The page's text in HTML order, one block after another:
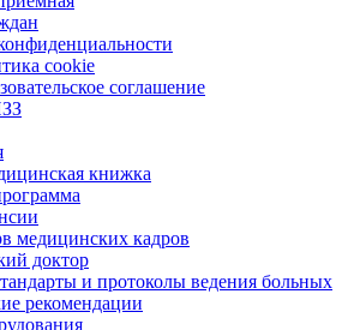
cookie
соглашение
книжка
медицинских кадров
доктор
и протоколы ведения больных
рекомендации